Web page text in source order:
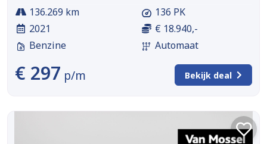
136.269 km
2021
Benzine
136 PK
€ 18.940,-
Automaat
€ 297 p/m Bekijk deal